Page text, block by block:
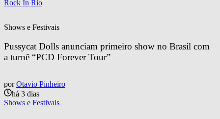
Rock In Rio
Shows e Festivais
Pussycat Dolls anunciam primeiro show no Brasil com
a turnê “PCD Forever Tour”
por Otavio Pinheiro
há 3 dias
Shows e Festivais